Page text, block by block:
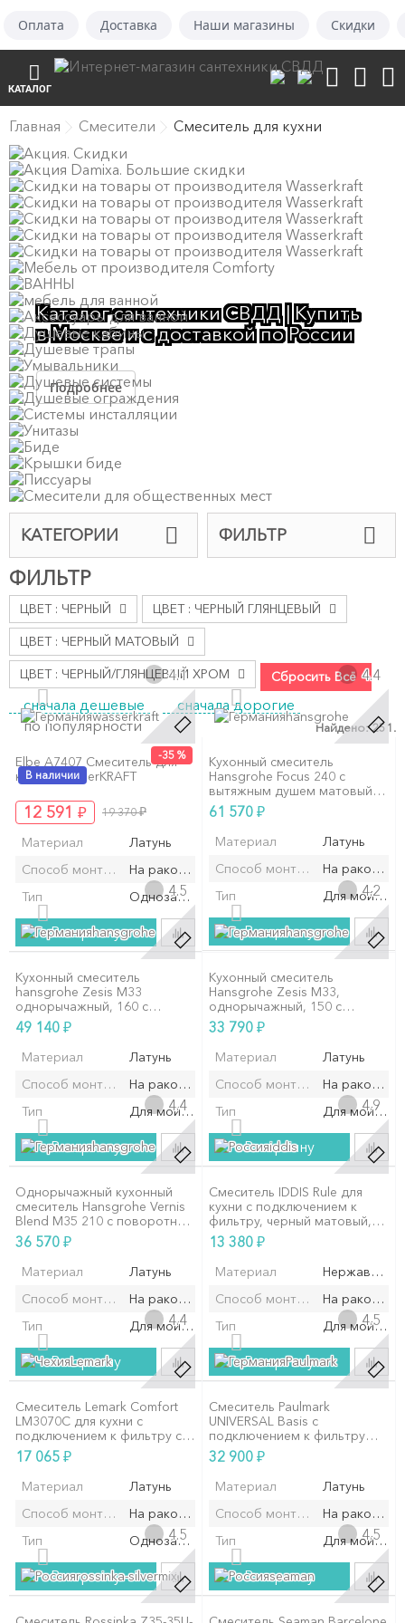
Оплата Доставка Наши магазины Скидки
КАТАЛОГ
Главная Смесители Смеситель для кухни
Каталог сантехники СВДД | Купить
в Москве и с доставкой по России
Подробнее
КАТЕГОРИИ ФИЛЬТР
ФИЛЬТР
Сбросить Всё
ЦВЕТ : ЧЕРНЫЙ
ЦВЕТ : ЧЕРНЫЙ ГЛЯНЦЕВЫЙ
ЦВЕТ : ЧЕРНЫЙ МАТОВЫЙ
ЦВЕТ : ЧЕРНЫЙ/ГЛЯНЦЕВЫЙ ХРОМ
сначала дешевые
сначала дорогие
по популярности
Найдено: 251.
wasserkraft
-35 %
4.1
В наличии
Elbe A7407 Смеситель для
кухни, WasserKRAFT
12 591 ₽ 19 370₽
Материал
Латунь
Способ монтажа/установкиНа раковину/мойку
Тип
Однозахватный
В корзину
hansgrohe
4.4
Кухонный смеситель
Hansgrohe Focus 240 с
вытяжным душем матовый
черный
61 570 ₽
Материал
Латунь
Способ монтажа/установки
На
Тип
Для мойки
В корзину
hansgrohe
4.5
Кухонный смеситель
hansgrohe Zesis M33
однорычажный, 160 с
вытяжным душем, 2jet,
матовый черный 74801670
49 140 ₽
Материал
Латунь
Способ монтажа/установкиНа раковину/мойку
Тип
Для мойки
В корзину
hansgrohe
4.2
Кухонный смеситель
Hansgrohe Zesis M33,
однорычажный, 150 с
вытяжным душем, 2jet,
матовый черный
33 790 ₽
Материал
Латунь
Способ монтажа/установки
На
Тип
Для мойки
В корзину
hansgrohe
4.4
Однорычажный кухонный
смеситель Hansgrohe Vernis
Blend M35 210 с поворотным
изливом, черный матовый
36 570 ₽
Материал
Латунь
Способ монтажа/установкиНа раковину/мойку
Тип
Для мойки
В корзину
iddis
4.9
Смеситель IDDIS Rule для
кухни c подключением к
фильтру, черный матовый,
RULBLLFi05
13 380 ₽
Материал
Способ монтажа/установки
На
Тип
Для мойки
В корзину
Lemark
4.4
Смеситель Lemark Comfort
LM3070C для кухни с
подключением к фильтру с
питьевой водой
17 065 ₽
Материал
Латунь
Способ монтажа/установкиНа раковину/мойку
Тип
Однозахватный
В корзину
Paulmark
4.5
Смеситель Paulmark
UNIVERSAL Basis с
подключением к фильтру
для воды, с вытяжным
шлангом, Антрацит
32 900 ₽
Материал
Латунь
Способ монтажа/установки
На
Тип
Для мойки
В корзину
rossinka-silvermix
4.5
seaman
4.5